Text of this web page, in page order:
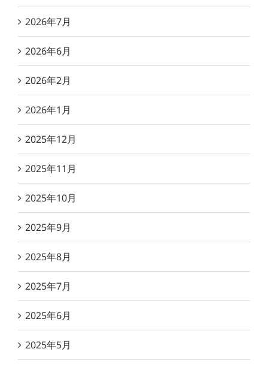
2026年7月
2026年6月
2026年2月
2026年1月
2025年12月
2025年11月
2025年10月
2025年9月
2025年8月
2025年7月
2025年6月
2025年5月